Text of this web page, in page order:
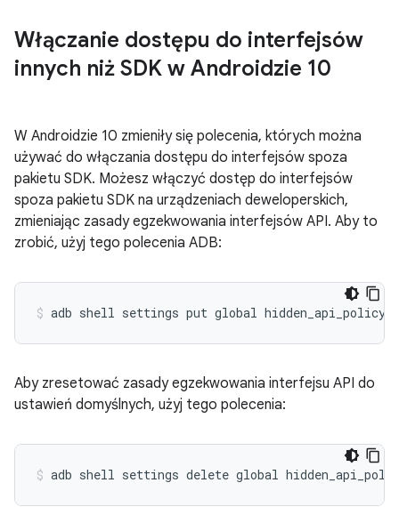
Włączanie dostępu do interfejsów
innych niż SDK w Androidzie 10
W Androidzie 10 zmieniły się polecenia, których można
używać do włączania dostępu do interfejsów spoza
pakietu SDK. Możesz włączyć dostęp do interfejsów
spoza pakietu SDK na urządzeniach deweloperskich,
zmieniając zasady egzekwowania interfejsów API. Aby to
zrobić, użyj tego polecenia ADB:
Aby zresetować zasady egzekwowania interfejsu API do
ustawień domyślnych, użyj tego polecenia: